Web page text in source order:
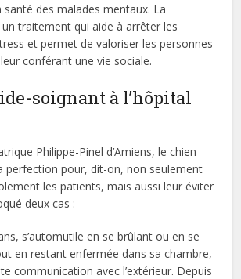
des malades mentaux. La
traitement qui aide à arrêter les
et permet de valoriser les personnes
conférant une vie sociale.
soignant à l’hôpital
Philippe-Pinel d’Amiens, le chien
perfection pour, dit-on, non seulement
les patients, mais aussi leur éviter
deux cas :
s’automutile en se brûlant ou en se
en restant enfermée dans sa chambre,
communication avec l’extérieur. Depuis